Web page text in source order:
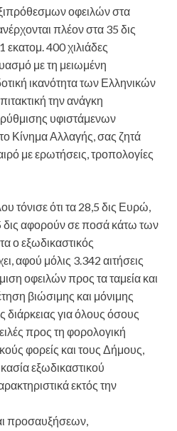
οφειλών στα
πλέον στα 35 δις
400 χιλιάδες
με τη μειωμένη
ικανότητα των Ελληνικών
την ανάγκη
υφιστάμενων
Κίνημα Αλλαγής, σας ζητά
με ερωτήσεις, τροπολογίες
τόνισε ότι τα 28,5 δις Ευρώ,
δις αφορούν σε ποσά κάτω των
ο εξωδικαστικός
αφού μόλις 3.342 αιτήσεις
οφειλών προς τα ταμεία και
βιώσιμης και μόνιμης
διάρκειας για όλους όσους
προς τη φορολογική
φορείς και τους Δήμους,
εξωδικαστικού
εκτός την
προσαυξήσεων,